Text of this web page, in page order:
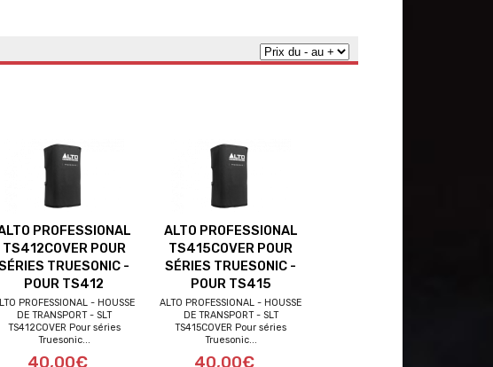
PROFESSIONAL
TS412COVER POUR
TRUESONIC -
POUR TS412
PROFESSIONAL - HOUSSE
DE TRANSPORT - SLT
TS412COVER Pour séries
Truesonic...
40,00€
ALTO PROFESSIONAL
TS415COVER POUR
SÉRIES TRUESONIC -
POUR TS415
ALTO PROFESSIONAL - HOUSSE
DE TRANSPORT - SLT
TS415COVER Pour séries
Truesonic...
40,00€